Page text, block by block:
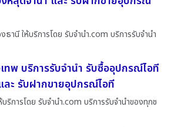
ธานี ให้บริการโดย รับจํานํา.com บริการรับจำนำ
ทพ บริการรับจำนำ รับซื้ออุปกรณ์ไอที
ละ รับฝากขายอุปกรณ์ไอที
ริการโดย รับจํานํา.com บริการรับจำนำของทุกช